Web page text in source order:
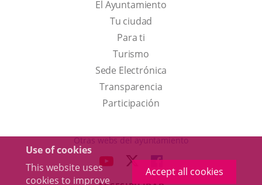
Use of cookies
This website uses
cookies to improve
Accept all cookies
El Ayuntamiento
Tu ciudad
Para ti
TurismoThis
link
will
open
a
up
Sede Electrónica
Transparencia
Participación
Otras webs del ayuntamiento
LINK LINK
TO
LINK
TO